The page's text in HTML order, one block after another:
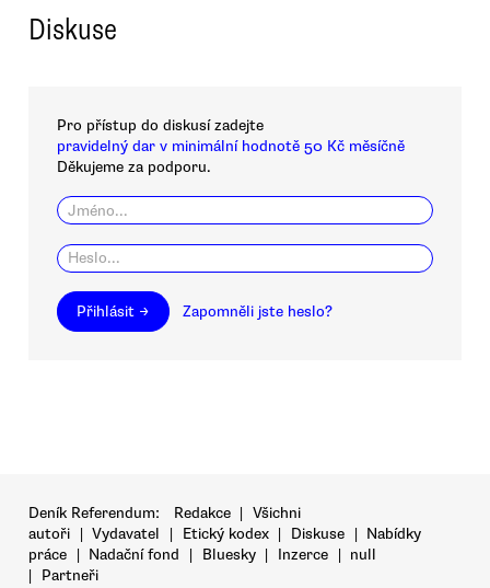
Diskuse
Pro přístup do diskusí zadejte
pravidelný dar v minimální hodnotě 50 Kč měsíčně
Děkujeme za podporu.
Přihlásit → Zapomněli jste heslo?
Deník Referendum: Redakce | Všichni
autoři | Vydavatel | Etický kodex | Diskuse | Nabídky
práce | Nadační fond | Bluesky | Inzerce | null
|
Partneři